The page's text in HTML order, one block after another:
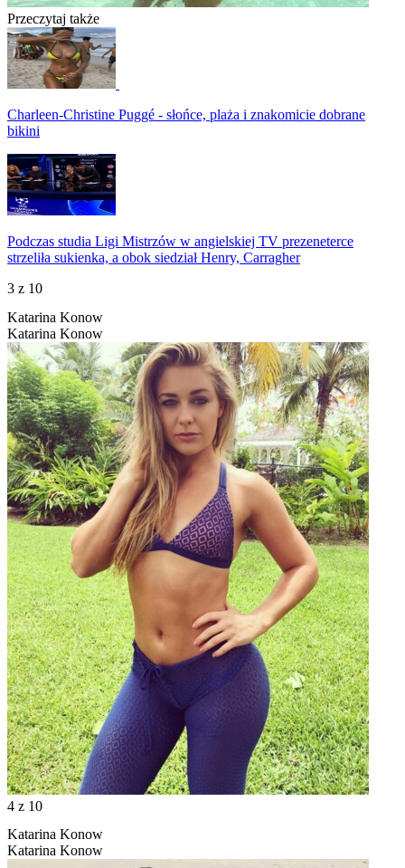
Przeczytaj także
Charleen-Christine Puggé - słońce, plaża i znakomicie dobrane
bikini
Podczas studia Ligi Mistrzów w angielskiej TV prezeneterce
strzeliła sukienka, a obok siedział Henry, Carragher
3 z 10
Katarina Konow
Katarina Konow
4 z 10
Katarina Konow
Katarina Konow